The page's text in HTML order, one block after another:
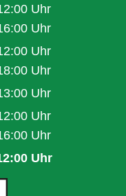
Uhr
bis 12:00 Uhr
Uhr
bis 16:00 Uhr
Uhr
bis 12:00 Uhr
Uhr
bis 18:00 Uhr
Uhr
bis 13:00 Uhr
Uhr
bis 12:00 Uhr
Uhr
bis 16:00 Uhr
Uhr
bis 12:00 Uhr